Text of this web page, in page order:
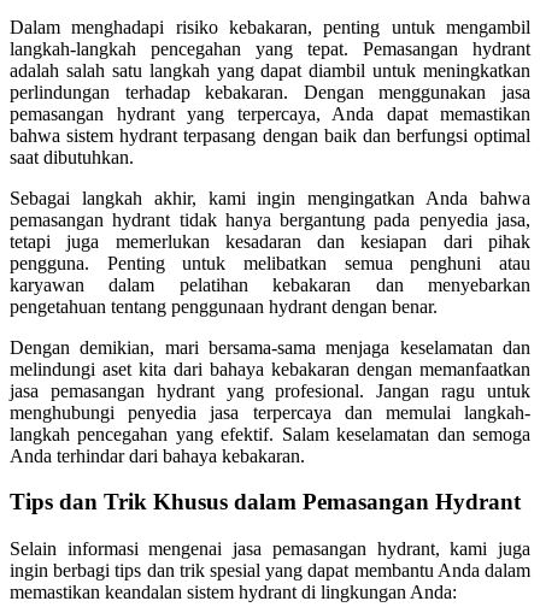
Dalam menghadapi risiko kebakaran, penting untuk mengambil
langkah-langkah pencegahan yang tepat. Pemasangan hydrant
adalah salah satu langkah yang dapat diambil untuk meningkatkan
perlindungan terhadap kebakaran. Dengan menggunakan jasa
pemasangan hydrant yang terpercaya, Anda dapat memastikan
bahwa sistem hydrant terpasang dengan baik dan berfungsi optimal
saat dibutuhkan.
Sebagai langkah akhir, kami ingin mengingatkan Anda bahwa
pemasangan hydrant tidak hanya bergantung pada penyedia jasa,
tetapi juga memerlukan kesadaran dan kesiapan dari pihak
pengguna. Penting untuk melibatkan semua penghuni atau
karyawan dalam pelatihan kebakaran dan menyebarkan
pengetahuan tentang penggunaan hydrant dengan benar.
Dengan demikian, mari bersama-sama menjaga keselamatan dan
melindungi aset kita dari bahaya kebakaran dengan memanfaatkan
jasa pemasangan hydrant yang profesional. Jangan ragu untuk
menghubungi penyedia jasa terpercaya dan memulai langkah-
langkah pencegahan yang efektif. Salam keselamatan dan semoga
Anda terhindar dari bahaya kebakaran.
Tips dan Trik Khusus dalam Pemasangan Hydrant
Selain informasi mengenai jasa pemasangan hydrant, kami juga
ingin berbagi tips dan trik spesial yang dapat membantu Anda dalam
memastikan keandalan sistem hydrant di lingkungan Anda: